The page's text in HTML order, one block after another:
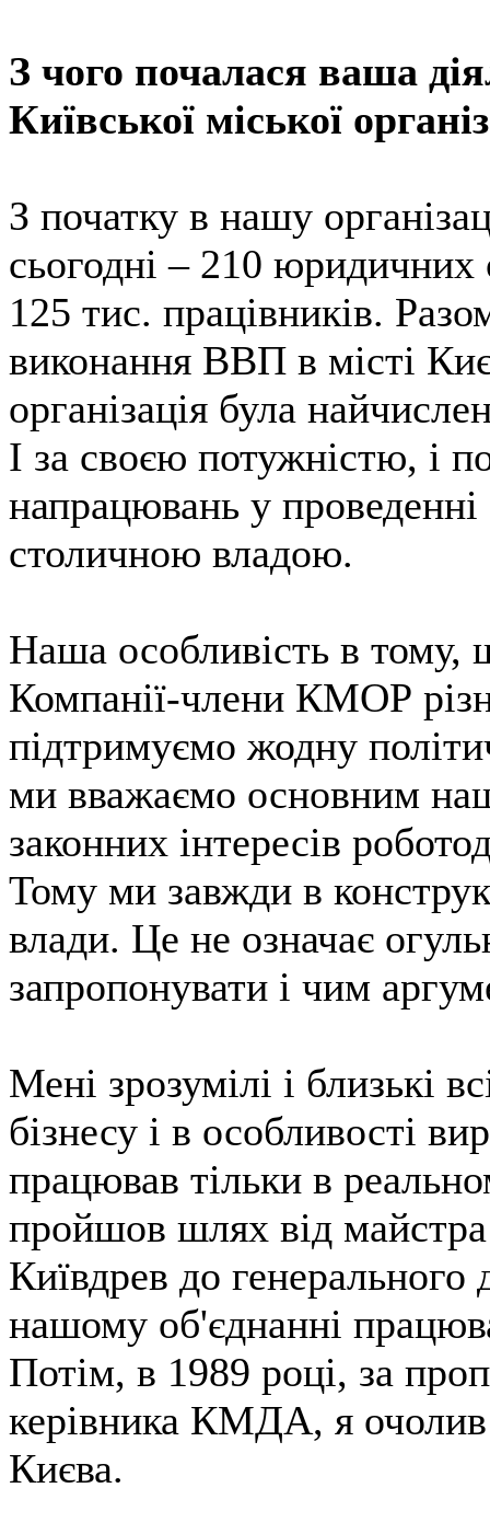
З чого почалася ваша
Київської міської
З початку в нашу
сьогодні – 210 юридичних
125 тис. працівників.
виконання ВВП в місті
організація була
І за своєю потужністю, і
напрацювань у проведенні
столичною владою.
Наша особливість в тому,
Компанії-члени КМОР
підтримуємо жодну
ми вважаємо основним
законних інтересів
Тому ми завжди в
влади. Це не означає
запропонувати і чим
Мені зрозумілі і близькі
бізнесу і в особливості
працював тільки в
пройшов шлях від
Київдрев до
нашому об'єднанні
Потім, в 1989 році, за
керівника КМДА, я очолив
Києва.